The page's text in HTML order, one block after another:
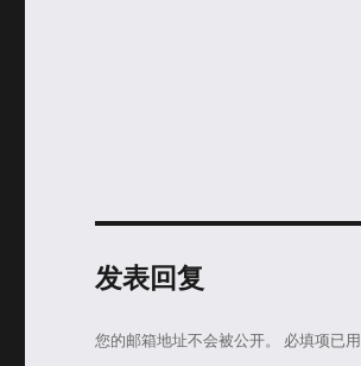
发表回复
您的邮箱地址不会被公开。 必填项已用